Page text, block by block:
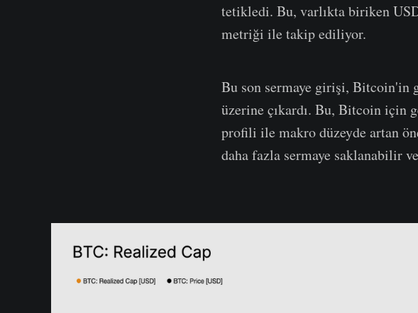
tetikledi. Bu, varlıkta biriken
metriği ile takip ediliyor.
Bu son sermaye girişi, Bitcoin'in
üzerine çıkardı. Bu, Bitcoin için
profili ile makro düzeyde artan
daha fazla sermaye saklanabilir